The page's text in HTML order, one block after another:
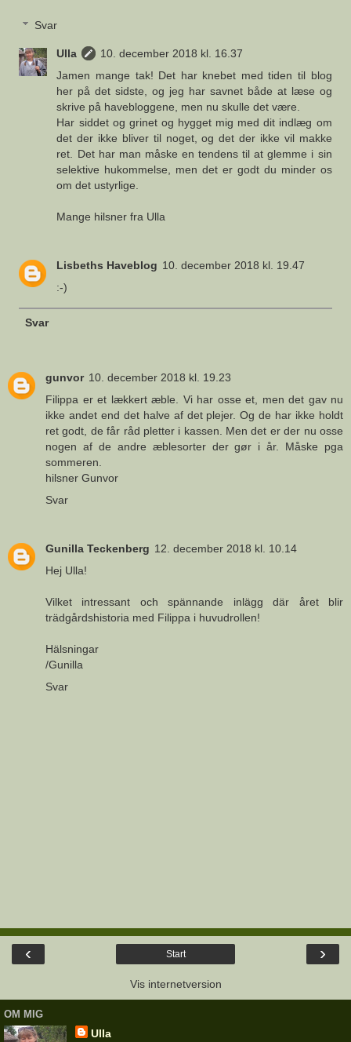
Svar
Ulla
10. december 2018 kl. 16.37
Jamen mange tak! Det har knebet med tiden til blog
her på det sidste, og jeg har savnet både at læse og
skrive på havebloggene, men nu skulle det være.
Har siddet og grinet og hygget mig med dit indlæg om
det der ikke bliver til noget, og det der ikke vil makke
ret. Det har man måske en tendens til at glemme i sin
selektive hukommelse, men det er godt du minder os
om det ustyrlige.
Mange hilsner fra Ulla
Lisbeths Haveblog 10. december 2018 kl. 19.47
:-)
Svar
gunvor 10. december 2018 kl. 19.23
Filippa er et lækkert æble. Vi har osse et, men det gav nu
ikke andet end det halve af det plejer. Og de har ikke holdt
ret godt, de får råd pletter i kassen. Men det er der nu osse
nogen af de andre æblesorter der gør i år. Måske pga
sommeren.
hilsner Gunvor
Svar
Gunilla Teckenberg 12. december 2018 kl. 10.14
Hej Ulla!
Vilket intressant och spännande inlägg där året blir
trädgårdshistoria med Filippa i huvudrollen!
Hälsningar
/Gunilla
Svar
‹ ›
Start
Vis internetversion
OM MIG
Ulla